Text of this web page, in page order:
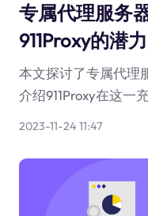
专属代理服务
911Proxy的潜力
本文探讨了专属代理
介绍911Proxy在这一
2023-11-24 11:47